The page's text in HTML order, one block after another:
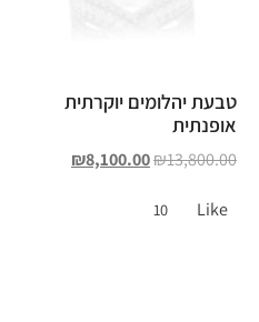
טבעת יהלומים יוקרתית
אופנתית
₪13,800.00
₪8,100.00
Like
10